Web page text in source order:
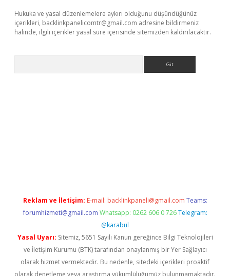
Hukuka ve yasal düzenlemelere aykırı olduğunu düşündüğünüz
içerikleri, backlinkpanelicomtr@gmail.com adresine bildirmeniz
halinde, ilgili içerikler yasal süre içerisinde sitemizden kaldırılacaktır.
Reklam ve İletişim: E-mail: backlinkpaneli@gmail.com Teams:
forumhizmeti@gmail.com Whatsapp: 0262 606 0 726 Telegram:
@karabul
Yasal Uyarı: Sitemiz, 5651 Sayılı Kanun gereğince Bilgi Teknolojileri
ve İletişim Kurumu (BTK) tarafından onaylanmış bir Yer Sağlayıcı
olarak hizmet vermektedir. Bu nedenle, sitedeki içerikleri proaktif
olarak denetleme veya araştırma yükümlülüğümüz bulunmamaktadır.